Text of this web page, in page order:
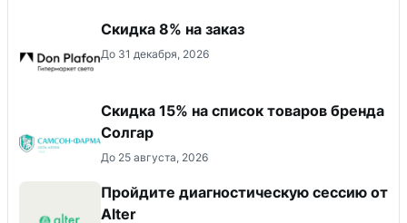
Скидка 8% на заказ
До 31 декабря, 2026
Скидка 15% на список товаров бренда
Солгар
До 25 августа, 2026
Пройдите диагностическую сессию от
Alter